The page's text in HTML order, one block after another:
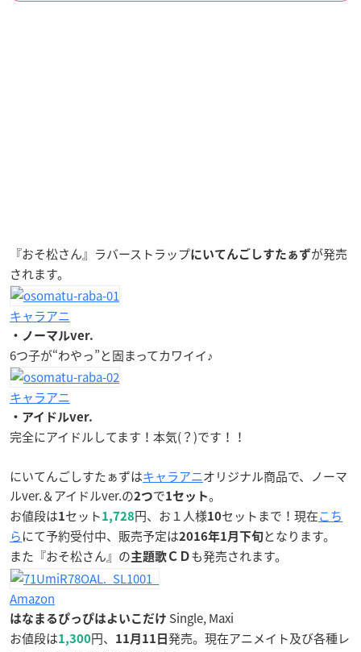
『おそ松さん』ラバーストラップにいてんごしすたぁずが発売
されます。
キャラアニ
・ノーマルver.
6つ子が“わやっ”と固まってカワイイ♪
キャラアニ
・アイドルver.
完全にアイドルしてます！本気(？)です！！
にいてんごしすたぁずはキャラアニオリジナル商品で、ノーマ
ルver.＆アイドルver.の2つで1セット。
お値段は1 セット 1,728円、お１人様10セットまで！現在こち
らにて予約受付中、販売予定は2016年1月下旬となります。
また『おそ松さん』の主題歌ＣＤ も発売されます。
Amazon
はなまるぴっぴはよいこだけ Single, Maxi
お値段は1,300円、 11月11日 発売。現在アニメイト及び各種レ